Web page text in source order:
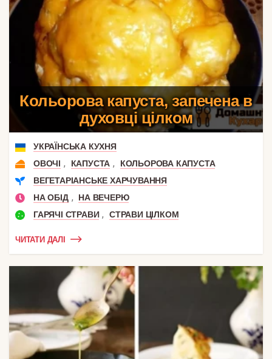
Кольорова капуста, запечена в
духовці цілком
УКРАЇНСЬКА КУХНЯ
ОВОЧІ , КАПУСТА ,
КОЛЬОРОВА КАПУСТА
ВЕГЕТАРІАНСЬКЕ ХАРЧУВАННЯ
НА ОБІД ,
НА ВЕЧЕРЮ
ГАРЯЧІ СТРАВИ , СТРАВИ ЦІЛКОМ
ЧИТАТИ ДАЛІ